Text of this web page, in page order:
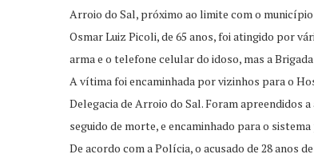
Arroio do Sal, próximo ao limite com o
Osmar Luiz Picoli, de 65 anos, foi atingido por
arma e o telefone celular do idoso, mas a
A vítima foi encaminhada por vizinhos para o
Delegacia de Arroio do Sal. Foram apreendidos
seguido de morte, e encaminhado para o
De acordo com a Polícia, o acusado de 28 anos